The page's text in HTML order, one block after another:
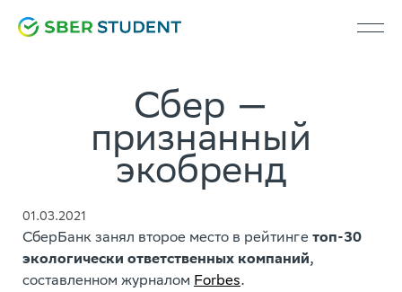
Сбер —
признанный
экобренд
01.03.2021
СберБанк занял второе место в рейтинге топ-30
экологически ответственных компаний,
составленном журналом Forbes.